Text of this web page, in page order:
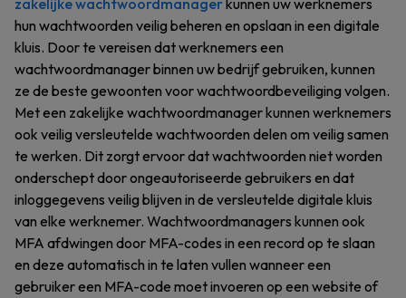
zakelijke wachtwoordmanagerkunnen uw werknemers
hun wachtwoorden veilig beheren en opslaan in een digitale
kluis. Door te vereisen dat werknemers een
wachtwoordmanager binnen uw bedrijf gebruiken, kunnen
ze de beste gewoonten voor wachtwoordbeveiliging volgen.
Met een zakelijke wachtwoordmanager kunnen werknemers
ook veilig versleutelde wachtwoorden delen om veilig samen
te werken. Dit zorgt ervoor dat wachtwoorden niet worden
onderschept door ongeautoriseerde gebruikers en dat
inloggegevens veilig blijven in de versleutelde digitale kluis
van elke werknemer. Wachtwoordmanagers kunnen ook
MFA afdwingen door MFA-codes in een record op te slaan
en deze automatisch in te laten vullen wanneer een
gebruiker een MFA-code moet invoeren op een website of